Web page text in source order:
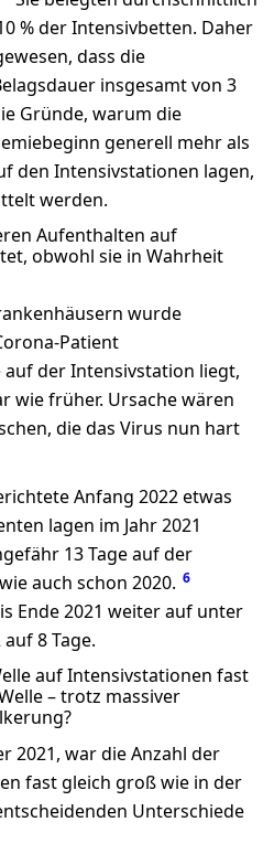
% der Intensivbetten. Daher
dass die
insgesamt von 3
Gründe, warum die
generell mehr als
den Intensivstationen lagen,
werden.
Aufenthalten auf
obwohl sie in Wahrheit
wurde
Patient
der Intensivstation liegt,
wie früher. Ursache wären
die das Virus nun hart
Anfang 2022 etwas
lagen im Jahr 2021
13 Tage auf der
auch schon 2020. 6
Ende 2021 weiter auf unter
8 Tage.
auf Intensivstationen fast
– trotz massiver
2021, war die Anzahl der
fast gleich groß wie in der
Unterschiede